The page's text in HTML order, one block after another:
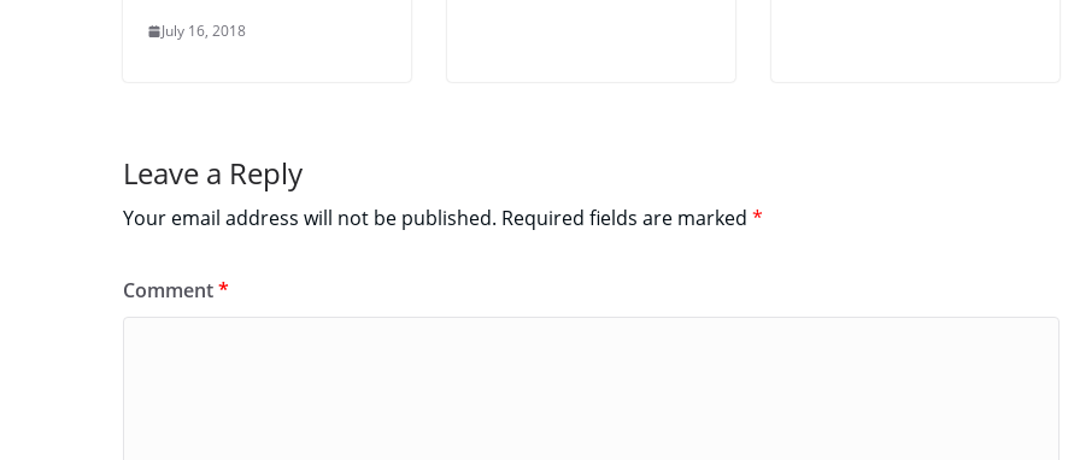
July 16, 2018
Leave a Reply
Your email address will not be published. Required fields are marked *
Comment*